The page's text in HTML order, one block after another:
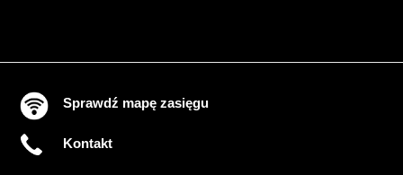
Sprawdź mapę zasięgu
Kontakt